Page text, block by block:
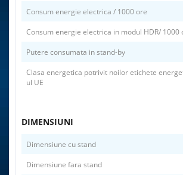
Consum energie electrica / 1000 ore
Consum energie electrica in modul HDR/ 1000
Putere consumata in stand-by
Clasa energetica potrivit noilor etichete
ul UE
DIMENSIUNI
Dimensiune cu stand
Dimensiune fara stand